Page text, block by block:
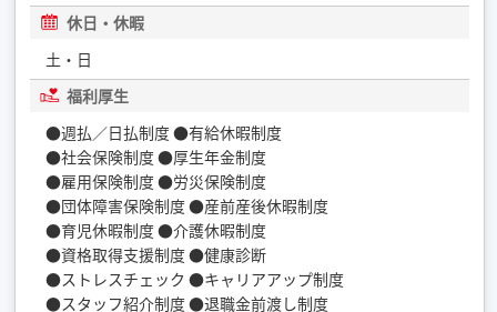
休日・休暇
土・日
福利厚生
●週払／日払制度 ●有給休暇制度
●社会保険制度 ●厚生年金制度
●雇用保険制度 ●労災保険制度
●団体障害保険制度 ●産前産後休暇制度
●育児休暇制度 ●介護休暇制度
●資格取得支援制度 ●健康診断
●ストレスチェック ●キャリアアップ制度
●スタッフ紹介制度 ●退職金前渡し制度